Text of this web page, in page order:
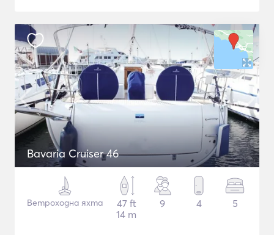
Bavaria Cruiser 46
Ветроходна яхта
47 ft
14 m
9 4 5